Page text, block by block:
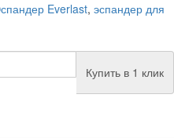
Everlast, эспандер для
Купить в 1 клик